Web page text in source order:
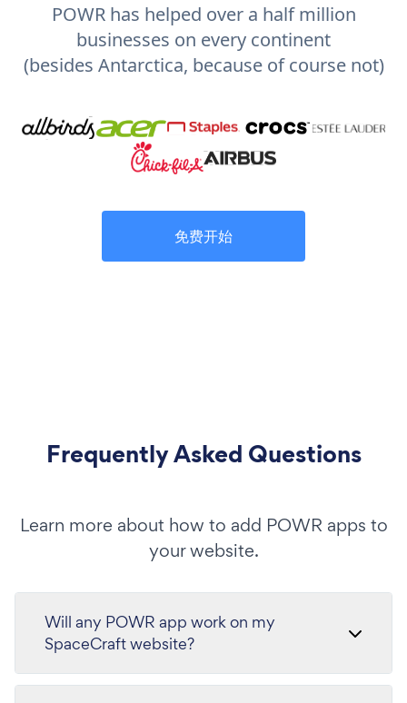
POWR has helped over a half million
businesses on every continent
(besides Antarctica, because of course not)
免费开始
Frequently Asked Questions
Learn more about how to add POWR apps to
your website.
Will any POWR app work on my
SpaceCraft website?